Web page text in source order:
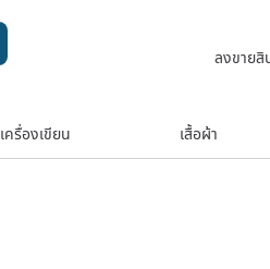
ลงขาย
เครื่องเขียน เสื้อผ้า